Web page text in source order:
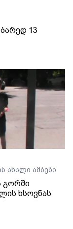
13
ახალი ამბები
გორში
ხსოვნას